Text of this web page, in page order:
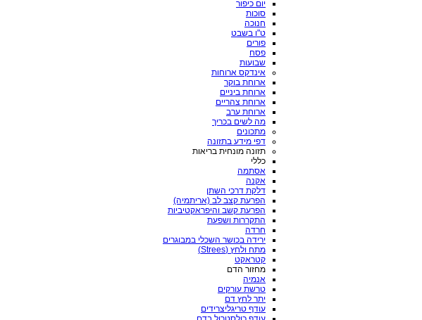
יום כיפור
סוכות
חנוכה
ט"ו בשבט
פורים
פסח
שבועות
אינדקס ארוחות
ארוחת בוקר
ארוחת ביניים
ארוחת צהריים
ארוחת ערב
מה לשים בכריך
מתכונים
דפי מידע בתזונה
תזונה מונחית בריאות
כללי
אסתמה
אקנה
דלקת דרכי השתן
הפרעת קצב לב (אריתמיה)
הפרעת קשב והיפראקטיביות
התקררות ושפעת
חרדה
ירידה בכושר השכלי במבוגרים
מתח ולחץ (Strees)
קטראקט
מחזור הדם
אנמיה
טרשת עורקים
יתר לחץ דם
עודף טריגליצרידים